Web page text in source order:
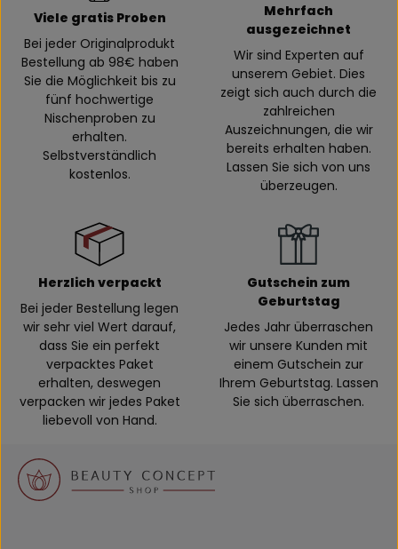
Viele gratis Proben
Bei jeder Originalprodukt
Bestellung ab 98€ haben
Sie die Möglichkeit bis zu
fünf hochwertige
Nischenproben zu
erhalten.
Selbstverständlich
kostenlos.
Mehrfach
ausgezeichnet
Wir sind Experten auf
unserem Gebiet. Dies
zeigt sich auch durch die
zahlreichen
Auszeichnungen, die wir
bereits erhalten haben.
Lassen Sie sich von uns
überzeugen.
Herzlich verpackt
Bei jeder Bestellung legen
wir sehr viel Wert darauf,
dass Sie ein perfekt
verpacktes Paket
erhalten, deswegen
verpacken wir jedes Paket
liebevoll von Hand.
Gutschein zum
Geburtstag
Jedes Jahr überraschen
wir unsere Kunden mit
einem Gutschein zur
Ihrem Geburtstag. Lassen
Sie sich überraschen.